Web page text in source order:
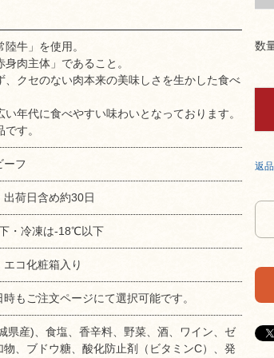
牛」を使用。
肉主体」であること。
、クセのない肉本来の美味しさを生かした食べ
年代に食べやすい味わいとなっております。
す。
ーフ
出荷日含め約30日
・冷凍は-18℃以下
コ化粧箱入り
もご注文ページにて選択可能です。
県産)、食塩、香辛料、野菜、酒、ワイン、ゼ
物、ブドウ糖、酸化防止剤（ビタミンC）、発
数
返